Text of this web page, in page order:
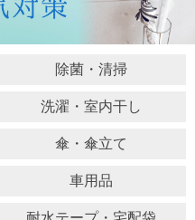
除菌・清掃
洗濯・室内干し
傘・傘立て
車用品